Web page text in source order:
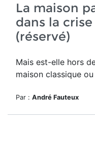
La maison
dans la
(réservé)
Mais est-elle hors
maison classique
Par : André Fauteux